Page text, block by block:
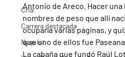
Cria
Carrera destacada
Nyquist
Antonio de Areco. Hacer
nombres de peso que allí
ocuparía varias páginas, y
que uno de ellos fue Paseana
La cabaña que fundó Raúl